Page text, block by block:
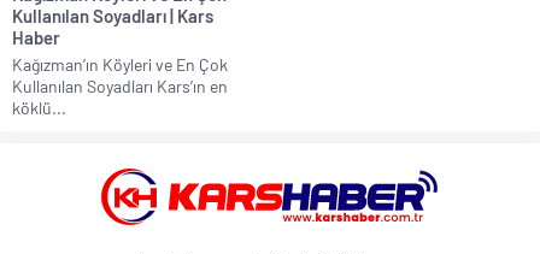
Kullanılan Soyadları | Kars
Haber
Kağızman’ın Köyleri ve En Çok
Kullanılan Soyadları Kars’ın en
köklü...